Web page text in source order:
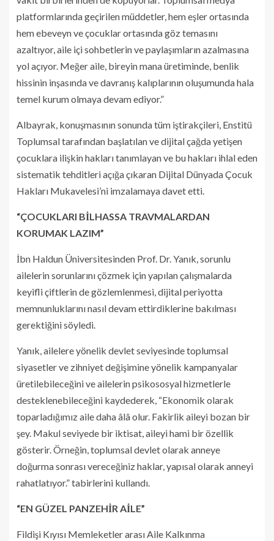
platformlarında geçirilen müddetler, hem eşler ortasında
hem ebeveyn ve çocuklar ortasında göz temasını
azaltıyor, aile içi sohbetlerin ve paylaşımların azalmasına
yol açıyor. Meğer aile, bireyin mana üretiminde, benlik
hissinin inşasında ve davranış kalıplarının oluşumunda hala
temel kurum olmaya devam ediyor.”
Albayrak, konuşmasının sonunda tüm iştirakçileri, Enstitü
Toplumsal tarafından başlatılan ve dijital çağda yetişen
çocuklara ilişkin hakları tanımlayan ve bu hakları ihlal eden
sistematik tehditleri açığa çıkaran Dijital Dünyada Çocuk
Hakları Mukavelesi’ni imzalamaya davet etti.
“ÇOCUKLARI BİLHASSA TRAVMALARDAN
KORUMAK LAZIM”
İbn Haldun Üniversitesinden Prof. Dr. Yanık, sorunlu
ailelerin sorunlarını çözmek için yapılan çalışmalarda
keyifli çiftlerin de gözlemlenmesi, dijital periyotta
memnunluklarını nasıl devam ettirdiklerine bakılması
gerektiğini söyledi.
Yanık, ailelere yönelik devlet seviyesinde toplumsal
siyasetler ve zihniyet değişimine yönelik kampanyalar
üretilebileceğini ve ailelerin psikososyal hizmetlerle
desteklenebileceğini kaydederek, “Ekonomik olarak
toparladığımız aile daha âlâ olur. Fakirlik aileyi bozan bir
şey. Makul seviyede bir iktisat, aileyi hami bir özellik
gösterir. Örneğin, toplumsal devlet olarak anneye
doğurma sonrası vereceğiniz haklar, yapısal olarak anneyi
rahatlatıyor.” tabirlerini kullandı.
“EN GÜZEL PANZEHİR AİLE”
Fildişi Kıyısı Memleketler arası Aile Kalkınma